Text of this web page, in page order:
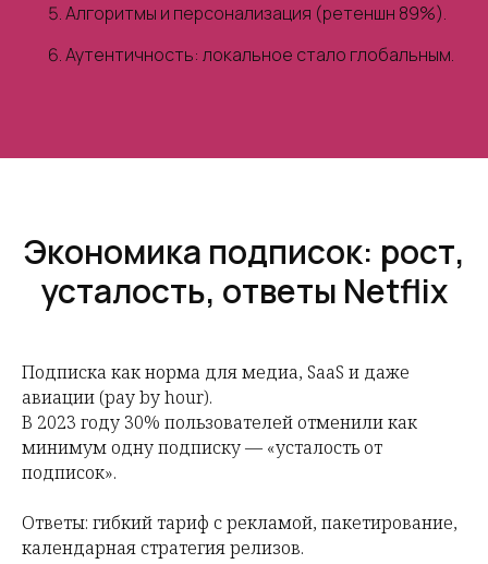
Алгоритмы и персонализация (ретеншн 89%).
Аутентичность: локальное стало глобальным.
Экономика подписок: рост,
усталость, ответы Netflix
Подписка как норма для медиа, SaaS и даже
авиации (pay by hour).
В 2023 году 30% пользователей отменили как
минимум одну подписку — «усталость от
подписок».
Ответы: гибкий тариф с рекламой, пакетирование,
календарная стратегия релизов.